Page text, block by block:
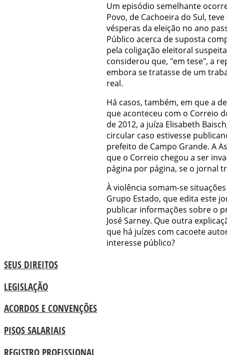
Um episódio semelhante
Povo, de Cachoeira do Sul,
vésperas da eleição no ano
Público acerca de suposta
pela coligação eleitoral
considerou que, "em tese", a
embora se tratasse de um
real.
Há casos, também, em que a
que aconteceu com o Correio
de 2012, a juíza Elisabeth
circular caso estivesse
prefeito de Campo Grande. A
que o Correio chegou a ser
página por página, se o jornal
À violência somam-se
Grupo Estado, que edita este
publicar informações sobre o
José Sarney. Que outra
que há juízes com cacoete
interesse público?
SEUS DIREITOS
LEGISLAÇÃO
ACORDOS E CONVENÇÕES
PISOS SALARIAIS
REGISTRO PROFISSIONAL